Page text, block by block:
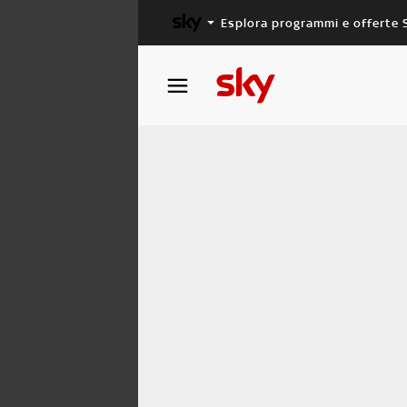
Esplora programmi e offerte